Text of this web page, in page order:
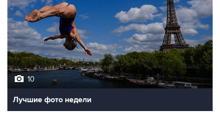
10
Лучшие фото недели